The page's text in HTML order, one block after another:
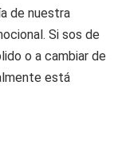
de nuestra
Si sos de
o a cambiar de
está